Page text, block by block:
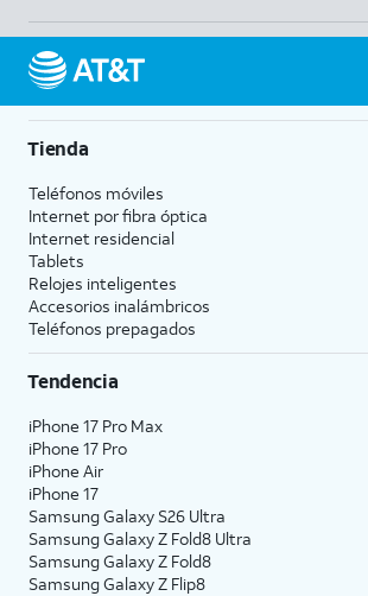
Tienda
Teléfonos móviles
Internet por fibra óptica
Internet residencial
Tablets
Relojes inteligentes
Accesorios inalámbricos
Teléfonos prepagados
Tendencia
iPhone 17 Pro Max
iPhone 17 Pro
iPhone Air
iPhone 17
Samsung Galaxy S26 Ultra
Samsung Galaxy Z Fold8 Ultra
Samsung Galaxy Z Fold8
Samsung Galaxy Z Flip8